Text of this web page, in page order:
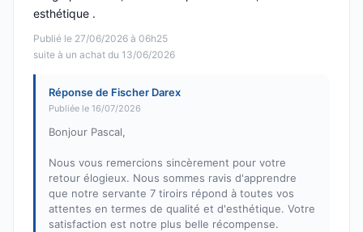
Publié le 27/06/2026 à 06h25
suite à un achat du 13/06/2026
esthétique .
Réponse de Fischer Darex
Publiée le 16/07/2026
Bonjour Pascal,
Nous vous remercions sincèrement pour votre
retour élogieux. Nous sommes ravis d'apprendre
que notre servante 7 tiroirs répond à toutes vos
attentes en termes de qualité et d'esthétique. Votre
satisfaction est notre plus belle récompense.